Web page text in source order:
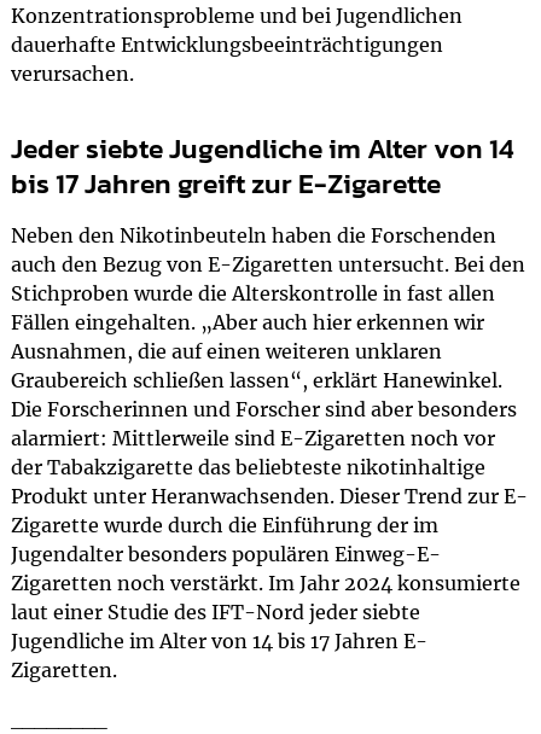
Konzentrationsprobleme und bei Jugendlichen
dauerhafte Entwicklungsbeeinträchtigungen
verursachen.
Jeder siebte Jugendliche im Alter von 14
bis 17 Jahren greift zur E-Zigarette
Neben den Nikotinbeuteln haben die Forschenden
auch den Bezug von E-Zigaretten untersucht. Bei den
Stichproben wurde die Alterskontrolle in fast allen
Fällen eingehalten. „Aber auch hier erkennen wir
Ausnahmen, die auf einen weiteren unklaren
Graubereich schließen lassen“, erklärt Hanewinkel.
Die Forscherinnen und Forscher sind aber besonders
alarmiert: Mittlerweile sind E-Zigaretten noch vor
der Tabakzigarette das beliebteste nikotinhaltige
Produkt unter Heranwachsenden. Dieser Trend zur E-
Zigarette wurde durch die Einführung der im
Jugendalter besonders populären Einweg-E-
Zigaretten noch verstärkt. Im Jahr 2024 konsumierte
laut einer Studie des IFT-Nord jeder siebte
Jugendliche im Alter von 14 bis 17 Jahren E-
Zigaretten.